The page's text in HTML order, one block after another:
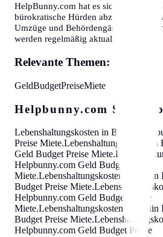
HelpBunny.com hat es sich zur
bürokratische Hürden abzubauen. Wir
Umzüge und Behördengänge sein
werden regelmäßig aktualisiert.
Relevante Themen:
GeldBudgetPreiseMiete
Helpbunny.com SEO
Lebenshaltungskosten in Berlin
Preise Miete.Lebenshaltungskosten in
Geld Budget Preise Miete.
Helpbunny.com Geld Budget Preise
Miete.Lebenshaltungskosten in Berlin
Budget Preise Miete.
Helpbunny.com Geld Budget Preise
Miete.Lebenshaltungskosten in Berlin
Budget Preise Miete.
Helpbunny.com Geld Budget Preise